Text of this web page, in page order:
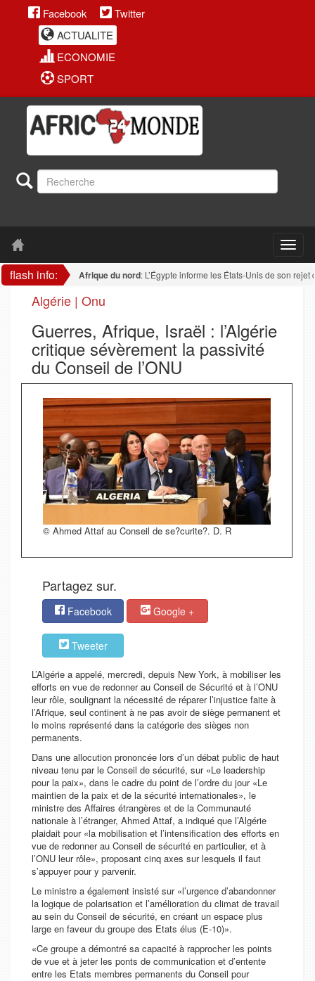
Facebook
Twitter
ACTUALITE
ECONOMIE
SPORT
flash info:Afrique du nord: L’Égypte informe les États-Unis de son rejet de
Algérie | Onu
Guerres, Afrique, Israël : l’Algérie
critique sévèrement la passivité
du Conseil de l’ONU
© Ahmed Attaf au Conseil de se?curite?. D. R
Partagez sur.
Facebook Google +
Tweeter
L’Algérie a appelé, mercredi, depuis New York, à mobiliser les
efforts en vue de redonner au Conseil de Sécurité et à l’ONU
leur rôle, soulignant la nécessité de réparer l’injustice faite à
l’Afrique, seul continent à ne pas avoir de siège permanent et
le moins représenté dans la catégorie des sièges non
permanents.
Dans une allocution prononcée lors d’un débat public de haut
niveau tenu par le Conseil de sécurité, sur «Le leadership
pour la paix», dans le cadre du point de l’ordre du jour «Le
maintien de la paix et de la sécurité internationales», le
ministre des Affaires étrangères et de la Communauté
nationale à l’étranger, Ahmed Attaf, a indiqué que l’Algérie
plaidait pour «la mobilisation et l’intensification des efforts en
vue de redonner au Conseil de sécurité en particulier, et à
l’ONU leur rôle», proposant cinq axes sur lesquels il faut
s’appuyer pour y parvenir.
Le ministre a également insisté sur «l’urgence d’abandonner
la logique de polarisation et l’amélioration du climat de travail
au sein du Conseil de sécurité, en créant un espace plus
large en faveur du groupe des Etats élus (E-10)».
«Ce groupe a démontré sa capacité à rapprocher les points
de vue et à jeter les ponts de communication et d’entente
entre les Etats membres permanents du Conseil pour